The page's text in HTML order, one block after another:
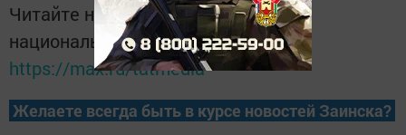
Читайте новости Татарстана в
национальном мессенджере MАХ:
https://max.ru/tatmedia
Желаете всегда быть в курсе новостей Заинска?